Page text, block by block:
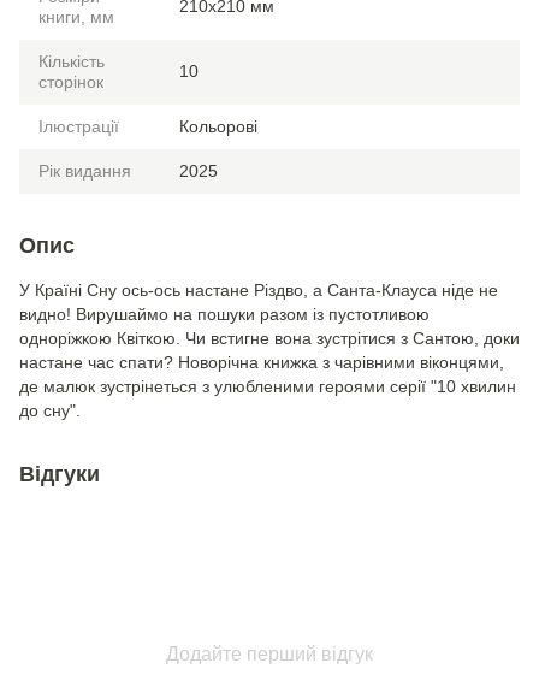
книги, мм
210х210 мм
Кількість
сторінок
10
Ілюстрації Кольорові
Рік видання 2025
Опис
У Країні Сну ось-ось настане Різдво, а Санта-Клауса ніде не
видно! Вирушаймо на пошуки разом із пустотливою
одноріжкою Квіткою. Чи встигне вона зустрітися з Сантою, доки
настане час спати? Новорічна книжка з чарівними віконцями,
де малюк зустрінеться з улюбленими героями серії "10 хвилин
до сну".
Відгуки
Додайте перший відгук